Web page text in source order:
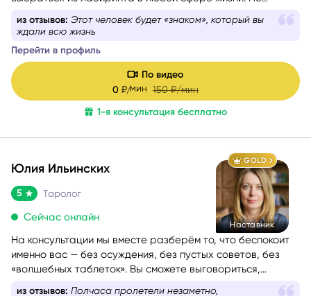
формулировкой. На консультации со мной вы найдёте
из отзывов: Этот человек будет «знаком», который вы
ждали всю жизнь
Перейти в профиль
По видео
0 ₽/мин150 ₽/мин
1-я консультация бесплатно
GOLD
Наставник
Юлия Ильинских
5 Таролог
Сейчас онлайн
На консультации мы вместе разберём то, что беспокоит
именно вас — без осуждения, без пустых советов, без
«волшебных таблеток». Вы сможете выговориться,
услышать себя и понять, куда двигаться дальше. Если вам
из отзывов: Полчаса пролетели незаметно,